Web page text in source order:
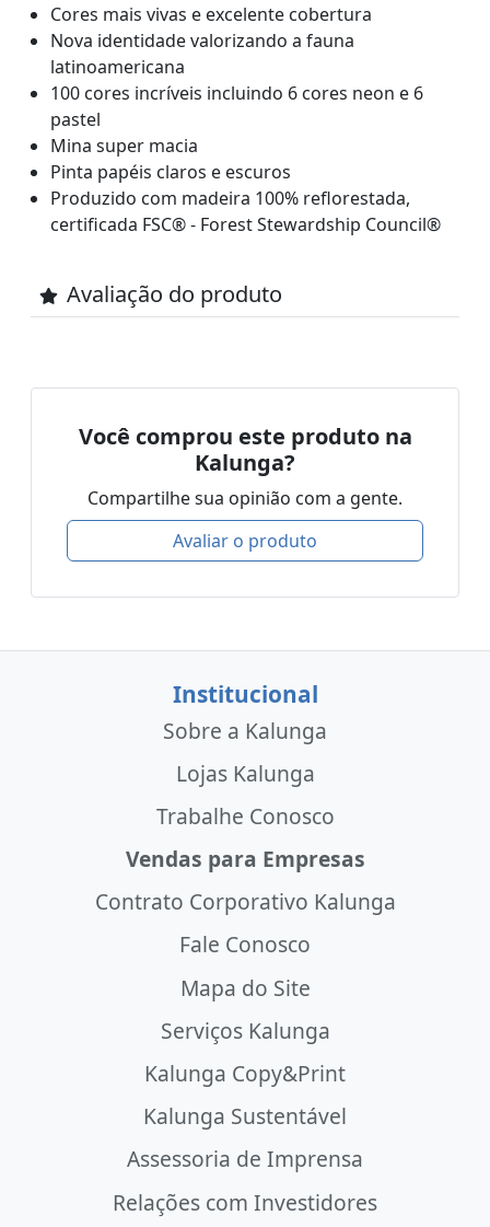
Cores mais vivas e excelente cobertura
Nova identidade valorizando a fauna
latinoamericana
100 cores incríveis incluindo 6 cores neon e 6
pastel
Mina super macia
Pinta papéis claros e escuros
Produzido com madeira 100% reflorestada,
certificada FSC® - Forest Stewardship Council®
Avaliação do produto
Você comprou este produto na
Kalunga?
Compartilhe sua opinião com a gente.
Avaliar o produto
Institucional
Sobre a Kalunga
Lojas Kalunga
Trabalhe Conosco
Vendas para Empresas
Contrato Corporativo Kalunga
Fale Conosco
Mapa do Site
Serviços Kalunga
Kalunga Copy&Print
Kalunga Sustentável
Assessoria de Imprensa
Relações com Investidores